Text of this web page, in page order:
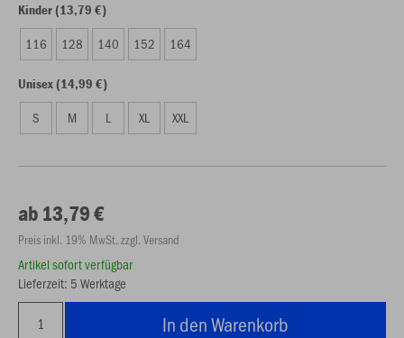
Kinder (13,79 €)
116 128 140 152 164
Unisex (14,99 €)
S M L XL XXL
ab 13,79 €
Preis inkl. 19% MwSt. zzgl. Versand
Artikel sofort verfügbar
Lieferzeit: 5 Werktage
In den Warenkorb